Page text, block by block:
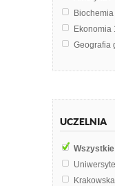
Biochemia
Ekonomia
Geografia
Inżynieria
UCZELNIA